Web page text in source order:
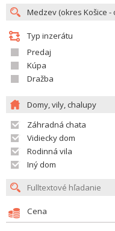
Typ inzerátu
Predaj
Kúpa
Dražba
Domy, vily, chalupy
Záhradná chata
Vidiecky dom
Rodinná vila
Iný dom
Cena